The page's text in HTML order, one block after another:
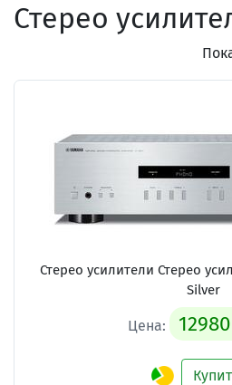
Стерео
Стерео усилители Стерео
Silver
Цена: